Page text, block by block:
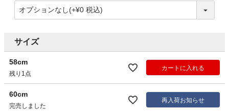
サイズ
58cm
残り1点
カートに入れる
60cm
完売しました
再入荷お知らせ